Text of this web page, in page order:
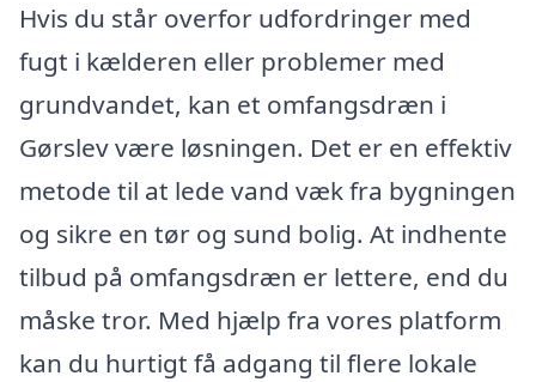
Hvis du står overfor udfordringer med
fugt i kælderen eller problemer med
grundvandet, kan et omfangsdræn i
Gørslev være løsningen. Det er en effektiv
metode til at lede vand væk fra bygningen
og sikre en tør og sund bolig. At indhente
tilbud på omfangsdræn er lettere, end du
måske tror. Med hjælp fra vores platform
kan du hurtigt få adgang til flere lokale